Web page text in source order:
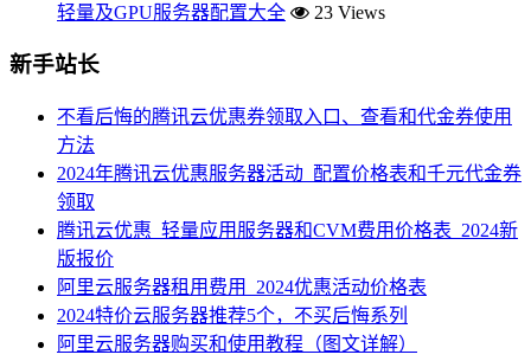
轻量及GPU服务器配置大全
23 Views
新手站长
不看后悔的腾讯云优惠券领取入口、查看和代金券使用
方法
2024年腾讯云优惠服务器活动_配置价格表和千元代金券
领取
腾讯云优惠_轻量应用服务器和CVM费用价格表_2024新
版报价
阿里云服务器租用费用_2024优惠活动价格表
2024特价云服务器推荐5个，不买后悔系列
阿里云服务器购买和使用教程（图文详解）